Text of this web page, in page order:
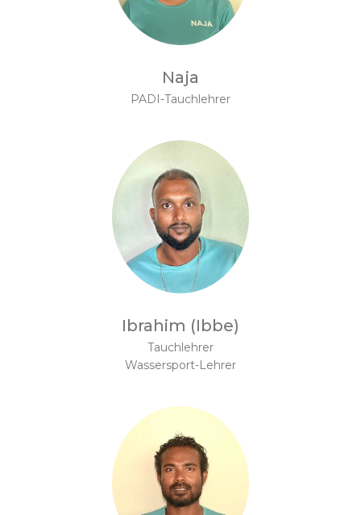
Naja
PADI-Tauchlehrer
Ibrahim (Ibbe)
Tauchlehrer
Wassersport-Lehrer